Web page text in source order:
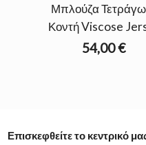
Μπλούζα
Κοντή Viscose
54,00 €
Επισκεφθείτε το κεντρικό